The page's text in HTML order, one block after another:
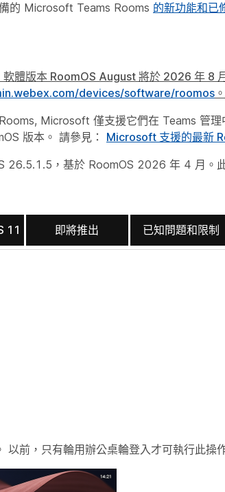
的 Microsoft Teams Rooms 的新功能和已
體版本 RoomOS August 將於 2026 年 8
devices/software/roomos 。
Microsoft 僅支援它們在 Teams 管理
版本。 請參見： Microsoft 支援的最新
26.5.1.5，基於 RoomOS 2026 年 4 月。
11 即將推出 已知問題和限制
前，只有輪用辦公桌輪登入才可執行此操